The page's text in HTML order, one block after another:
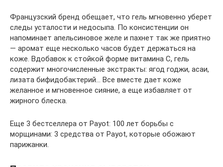
Французский бренд обещает, что гель мгновенно уберет
следы усталости и недосыпа. По консистенции он
напоминает апельсиновое желе и пахнет так же приятно
— аромат еще несколько часов будет держаться на
коже. Вдобавок к стойкой форме витамина С, гель
содержит многочисленные экстракты: ягод годжи, асаи,
лизата бифидобактерий… Все вместе дает коже
желанное и мгновенное сияние, а еще избавляет от
жирного блеска.
Еще 3 бестселлера от Payot: 100 лет борьбы с
морщинами: 3 средства от Payot, которые обожают
парижанки.